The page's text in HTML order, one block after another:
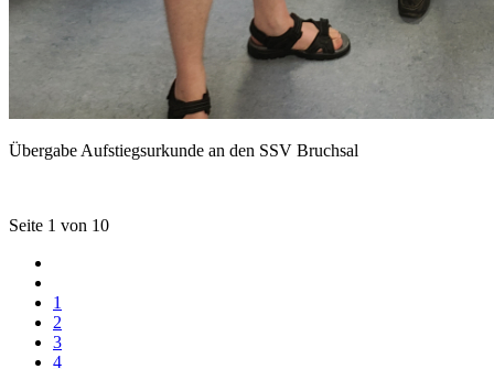
Übergabe Aufstiegsurkunde an den SSV Bruchsal
Seite 1 von 10
1
2
3
4